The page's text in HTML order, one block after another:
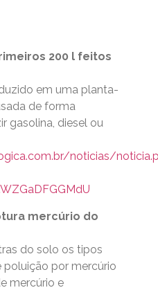
200 l feitos
em uma planta-
de forma
gasolina, diesel ou
noticias/
mercúrio do
do solo os tipos
poluição por mercúrio
mercúrio e